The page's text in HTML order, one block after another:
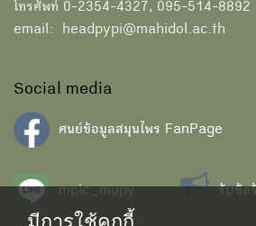
โทรศัพท์ 0-2354-4327, 095-514-8892
email: headpypi@mahidol.ac.th
Social media
ศนย์ข้อมูลสมุนไพร FanPage
mpic_mupy รับข้อ